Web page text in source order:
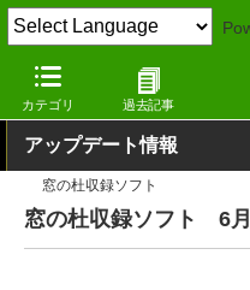
カテゴリ 過去記事
窓の杜 その他の話題
アップデート情報
窓の杜収録ソフト
窓の杜収録ソフト 6